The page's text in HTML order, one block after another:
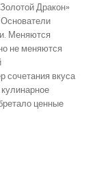
Дракон»
Меняются
не меняются
сочетания вкуса
ценные